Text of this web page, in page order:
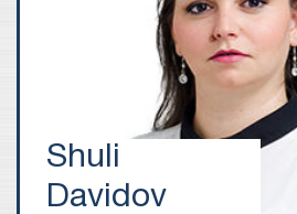
Shuli
Davidov